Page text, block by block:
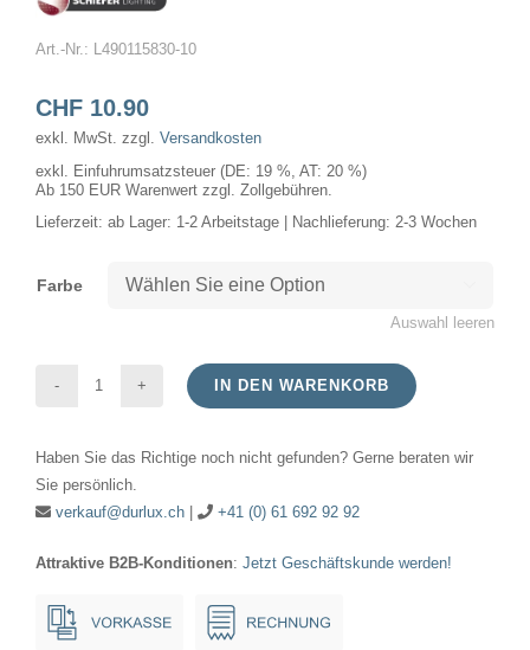
Art.-Nr.: L490115830-10
CHF10.90
exkl. MwSt. zzgl. Versandkosten
exkl. Einfuhrumsatzsteuer (DE: 19 %, AT: 20 %)
Ab 150 EUR Warenwert zzgl. Zollgebühren.
Lieferzeit: ab Lager: 1-2 Arbeitstage | Nachlieferung: 2-3 Wochen
Farbe
Auswahl leeren
Glass
T26x1514
20W
IN DEN WARENKORB
Haben Sie das Richtige noch nicht gefunden? Gerne beraten wir
Sie persönlich.
verkauf@durlux.ch| +41 (0) 61 692 92 92
Attraktive B2B-Konditionen: Jetzt Geschäftskunde werden!